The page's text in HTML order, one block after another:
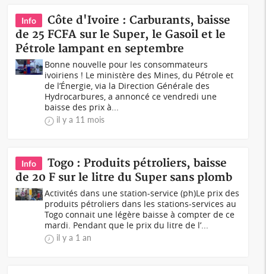
Info
Côte d'Ivoire : Carburants, baisse
de 25 FCFA sur le Super, le Gasoil et le
Pétrole lampant en septembre
Bonne nouvelle pour les consommateurs
ivoiriens ! Le ministère des Mines, du Pétrole et
de l’Énergie, via la Direction Générale des
Hydrocarbures, a annoncé ce vendredi une
baisse des prix à...
il y a 11 mois
Info
Togo : Produits pétroliers, baisse
de 20 F sur le litre du Super sans plomb
Activités dans une station-service (ph)Le prix des
produits pétroliers dans les stations-services au
Togo connait une légère baisse à compter de ce
mardi. Pendant que le prix du litre de l’...
il y a 1 an